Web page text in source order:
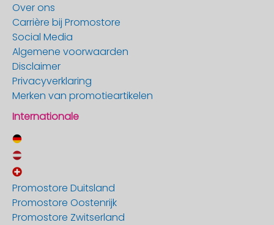
Over ons
Carrière bij Promostore
Social Media
Algemene voorwaarden
Disclaimer
Privacyverklaring
Merken van promotieartikelen
Internationale
Promostore Duitsland
Promostore Oostenrijk
Promostore Zwitserland